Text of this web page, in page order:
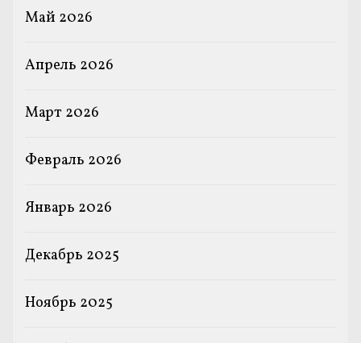
Май 2026
Апрель 2026
Март 2026
Февраль 2026
Январь 2026
Декабрь 2025
Ноябрь 2025